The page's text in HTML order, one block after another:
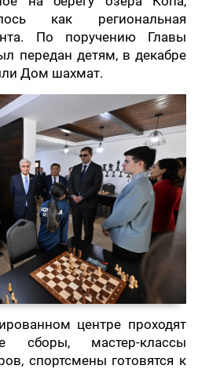
как региональная
По поручению Главы
передан детям, в декабре
Дом шахмат.
центре проходят
сборы, мастер-классы
спортсмены готовятся к